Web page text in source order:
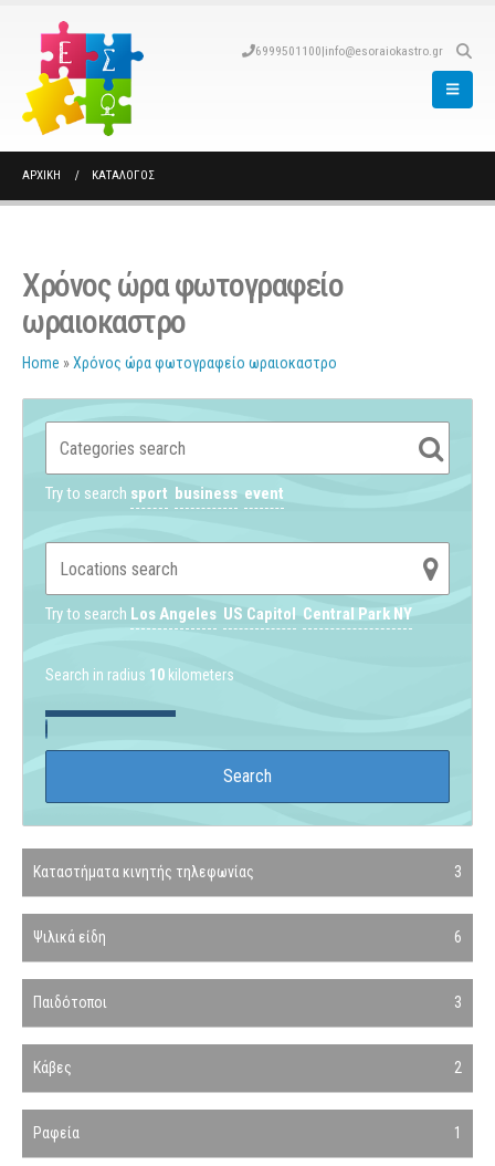
6999501100|info@esoraiokastro.gr
ΑΡΧΙΚΉ ΚΑΤΆΛΟΓΟΣ
Χρόνος ώρα φωτογραφείο
ωραιοκαστρο
Home »Χρόνος ώρα φωτογραφείο ωραιοκαστρο
Try to search sport business event
Try to search Los Angeles US Capitol Central Park NY
Search in radius 10 kilometers
Καταστήματα κινητής τηλεφωνίας 3
Ψιλικά είδη 6
Παιδότοποι 3
Κάβες 2
Ραφεία 1